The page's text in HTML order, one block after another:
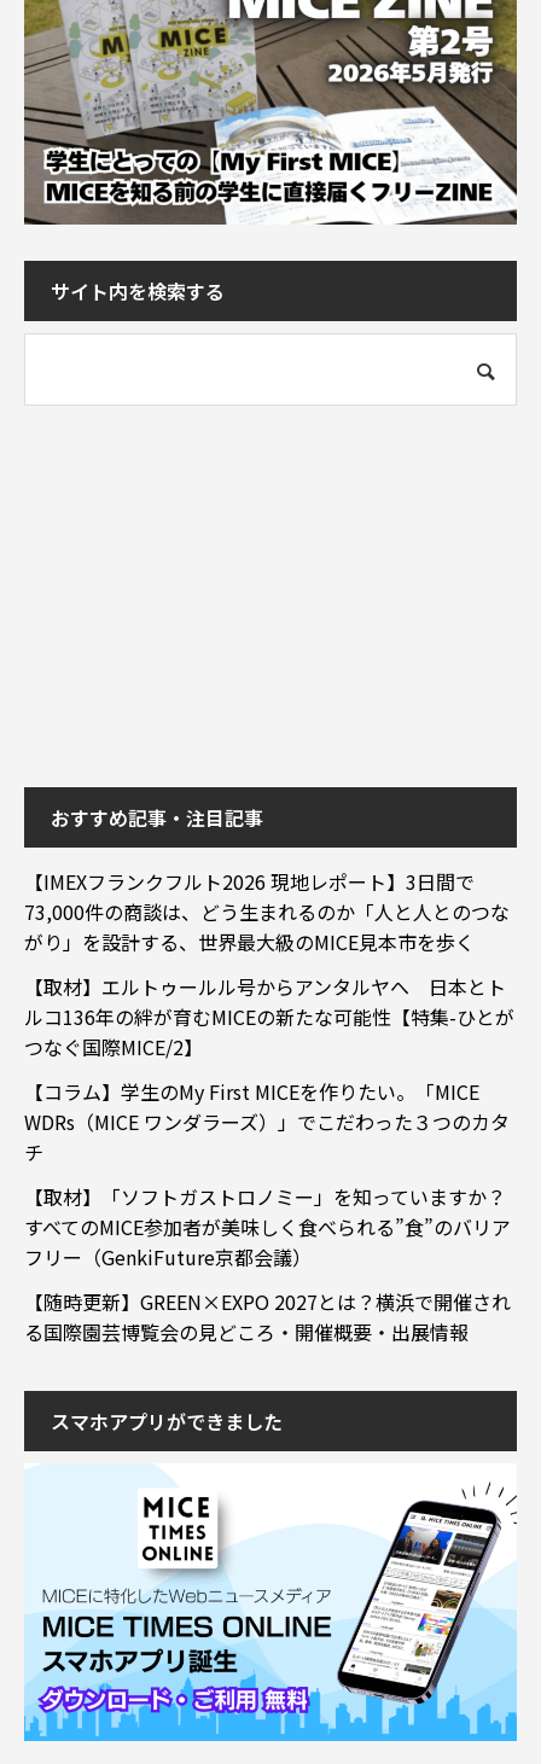
サイト内を検索する
おすすめ記事・注目記事
【IMEXフランクフルト2026 現地レポート】3日間で
73,000件の商談は、どう生まれるのか「人と人とのつな
がり」を設計する、世界最大級のMICE見本市を歩く
【取材】エルトゥールル号からアンタルヤへ 日本とト
ルコ136年の絆が育むMICEの新たな可能性【特集-ひとが
つなぐ国際MICE/2】
【コラム】学生のMy First MICEを作りたい。「MICE
WDRs（MICE ワンダラーズ）」でこだわった３つのカタ
チ
【取材】「ソフトガストロノミー」を知っていますか？
すべてのMICE参加者が美味しく食べられる”食”のバリア
フリー（GenkiFuture京都会議）
【随時更新】GREEN×EXPO 2027とは？横浜で開催され
る国際園芸博覧会の見どころ・開催概要・出展情報
スマホアプリができました